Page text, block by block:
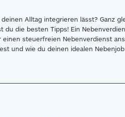
Alltag integrieren lässt? Ganz
die besten Tipps! Ein
steuerfreien Nebenverdienst
und wie du deinen idealen